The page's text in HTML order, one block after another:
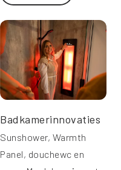
Badkamerinnovaties
Sunshower, Warmth
Panel, douchewc en